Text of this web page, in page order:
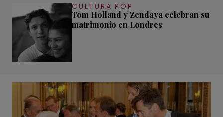
CULTURA POP
Tom Holland y Zendaya celebran su
matrimonio en Londres